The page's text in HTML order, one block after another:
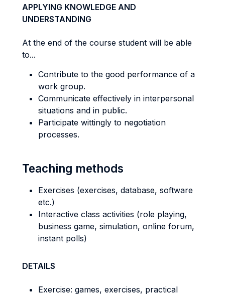
APPLYING KNOWLEDGE AND
UNDERSTANDING
At the end of the course student will be able
to...
Contribute to the good performance of a
work group.
Communicate effectively in interpersonal
situations and in public.
Participate wittingly to negotiation
processes.
Teaching methods
Exercises (exercises, database, software
etc.)
Interactive class activities (role playing,
business game, simulation, online forum,
instant polls)
DETAILS
Exercise: games, exercises, practical